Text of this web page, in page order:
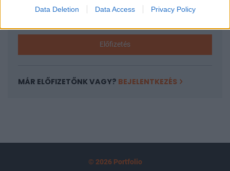
Data Deletion Data Access Privacy Policy
Kötéslisták: BÉT elmúlt 2 év napon belüli
Előfizetés
MÁR ELŐFIZETŐNK VAGY? BEJELENTKEZÉS
© 2026 Portfolio